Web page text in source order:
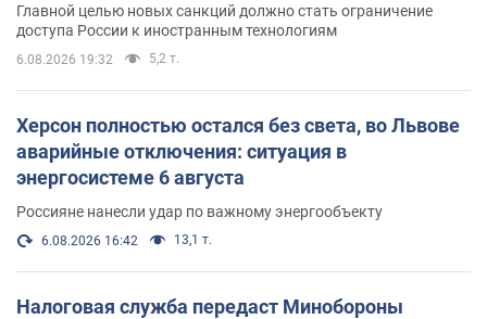
Главной целью новых санкций должно стать ограничение
доступа России к иностранным технологиям
6.08.2026 19:32 5,2 т.
Херсон полностью остался без света, во Львове
аварийные отключения: ситуация в
энергосистеме 6 августа
Россияне нанесли удар по важному энергообъекту
6.08.2026 16:42 13,1 т.
Налоговая служба передаст Минобороны